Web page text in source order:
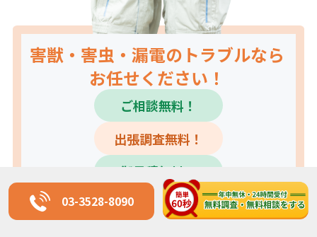
害獣・害虫・漏電のトラブルなら
お任せください！
ご相談無料！
出張調査無料！
御見積無料！
03-3528-8090
03-3528-8090